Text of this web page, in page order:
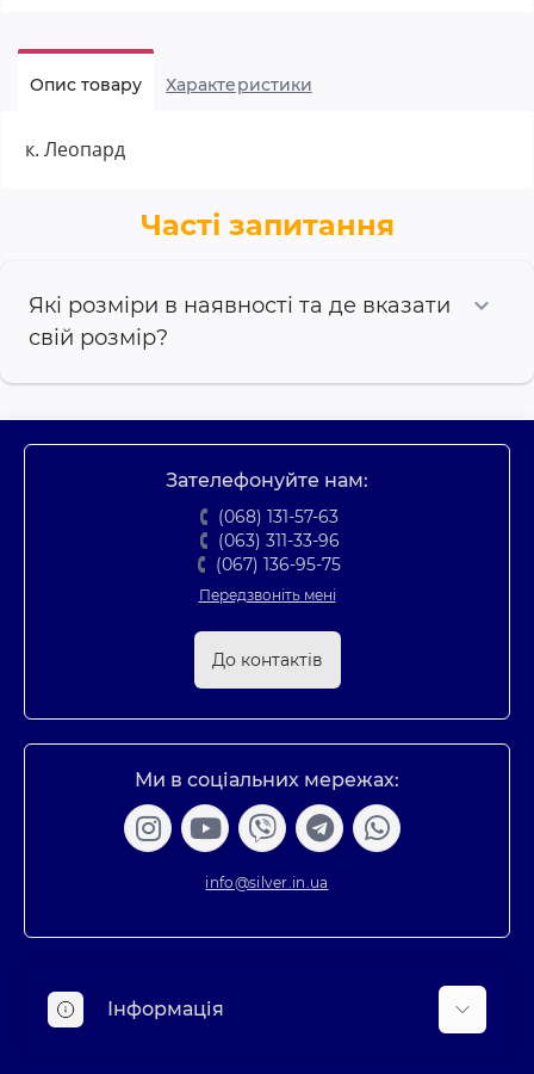
Опис товару Характеристики
к. Леопард
Часті запитання
Які розміри в наявності та де вказати
свій розмір?
Зателефонуйте нам:
(068) 131-57-63
(063) 311-33-96
(067) 136-95-75
Передзвоніть мені
До контактів
Ми в соціальних мережах:
info@silver.in.ua
Інформація